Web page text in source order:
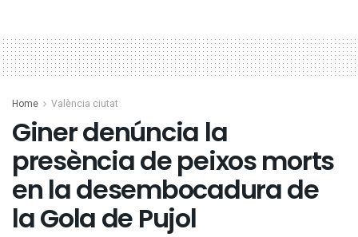
Home València ciutat
Giner denúncia la
presència de peixos morts
en la desembocadura de
la Gola de Pujol